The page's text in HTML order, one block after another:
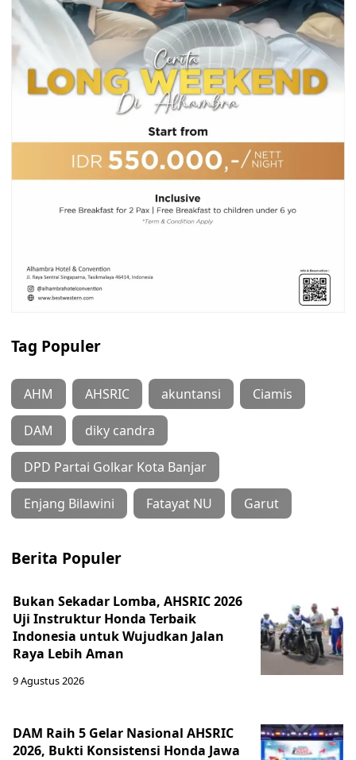
Tag Populer
AHM AHSRIC akuntansi Ciamis
DAM diky candra
DPD Partai Golkar Kota Banjar
Enjang Bilawini Fatayat NU Garut
Berita Populer
Bukan Sekadar Lomba, AHSRIC 2026
Uji Instruktur Honda Terbaik
Indonesia untuk Wujudkan Jalan
Raya Lebih Aman
9 Agustus 2026
DAM Raih 5 Gelar Nasional AHSRIC
2026, Bukti Konsistensi Honda Jawa